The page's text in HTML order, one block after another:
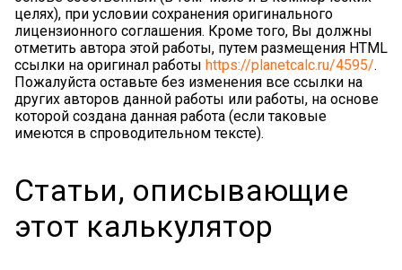
целях), при условии сохранения оригинального
лицензионного соглашения. Кроме того, Вы должны
отметить автора этой работы, путем размещения HTML
ссылки на оригинал работы https://planetcalc.ru/4595/.
Пожалуйста оставьте без изменения все ссылки на
других авторов данной работы или работы, на основе
которой создана данная работа (если таковые
имеются в спроводительном тексте).
Статьи, описывающие
этот калькулятор